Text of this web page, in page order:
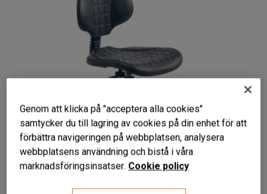
Genom att klicka på "acceptera alla cookies"
samtycker du till lagring av cookies på din enhet för att
förbättra navigeringen på webbplatsen, analysera
webbplatsens användning och bistå i våra
marknadsföringsinsatser. Cookie policy